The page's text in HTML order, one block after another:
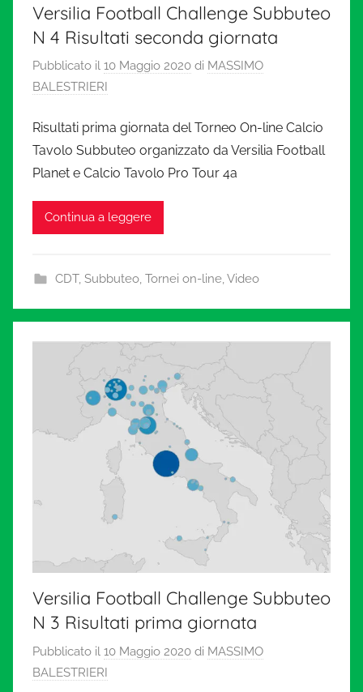
Versilia Football Challenge Subbuteo
N 4 Risultati seconda giornata
Pubblicato il 10 Maggio 2020 di MASSIMO
BALESTRIERI
Risultati prima giornata del Torneo On-line Calcio
Tavolo Subbuteo organizzato da Versilia Football
Planet e Calcio Tavolo Pro Tour 4a
Continua a leggere
CDT, Subbuteo, Tornei on-line,Video
Versilia Football Challenge Subbuteo
N 3 Risultati prima giornata
Pubblicato il 10 Maggio 2020 di MASSIMO
BALESTRIERI